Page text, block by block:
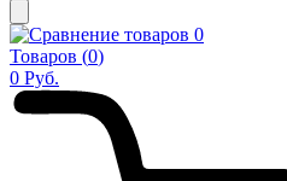
0
Товаров (0)
0 Руб.